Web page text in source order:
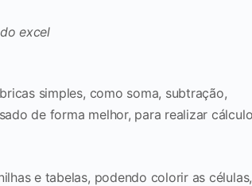
simples, como soma, subtração,
de forma melhor, para realizar
e tabelas, podendo colorir as células,